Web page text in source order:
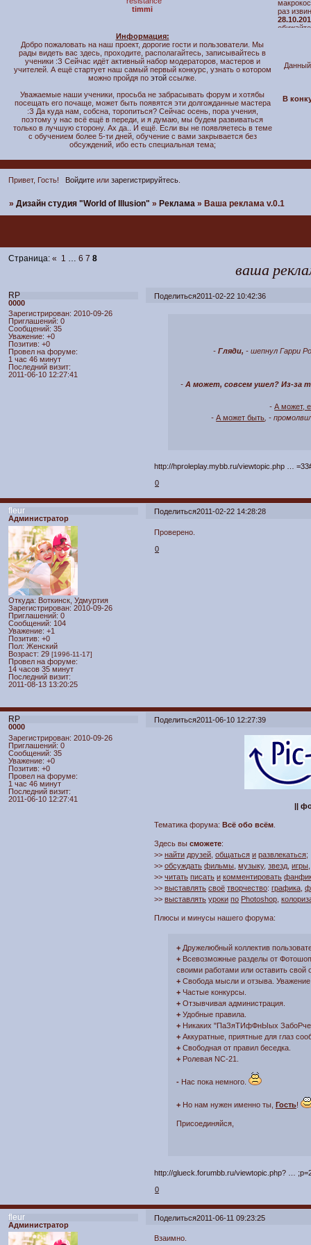
timmi
раз
Информация:
Добро пожаловать на наш проект, дорогие гости и пользователи. Мы
рады видеть вас здесь, проходите, располагайтесь, записывайтесь в
ученики :З Сейчас идёт активный набор модераторов, мастеров и
учителей. А ещё стартует наш самый первый конкурс, узнать о котором
можно пройдя по этой ссылке.
Уважаемые наши ученики, просьба не забрасывать форум и хотябы
посещать его почаще, может быть появятся эти долгожданные мастера
:З Да куда нам, собсна, торопиться? Сейчас осень, пора учения,
поэтому у нас всё ещё в переди, и я думаю, мы будем развиваться
только в лучшую сторону. Ах да.. И ещё. Если вы не появляетесь в теме
с обучением более 5-ти дней, обучение с вами закрывается без
обсуждений, ибо есть специальная тема;
В
Привет, Гость! Войдитеили зарегистрируйтесь.
»Дизайн студия "World of Illusion" »Реклама »Ваша реклама v.0.1
ваша
Страница:« 1 … 6 7 8
Поделиться2011-02-22 10:42:36
RP
0000
Зарегистрирован: 2010-09-26
Приглашений: 0
Сообщений: 35
Уважение: +0
Позитив: +0
Провел на форуме:
1 час 46 минут
Последний визит:
2011-06-10 12:27:41
-Гляди, - шепнул Гарри
-А может, совсем ушел? Из-за
-А может,
-А может быть , -
http://hproleplay.mybb.ru/viewtopic.php …
0
Поделиться2011-02-22 14:28:28
fleur
Администратор
Откуда: Воткинск, Удмуртия
Зарегистрирован: 2010-09-26
Приглашений: 0
Сообщений: 104
Уважение: +1
Позитив: +0
Пол: Женский
Возраст: 29 [1996-11-17]
Провел на форуме:
14 часов 35 минут
Последний визит:
2011-08-13 13:20:25
Проверено.
0
Поделиться2011-06-10 12:27:39
RP
0000
Зарегистрирован: 2010-09-26
Приглашений: 0
Сообщений: 35
Уважение: +0
Позитив: +0
Провел на форуме:
1 час 46 минут
Последний визит:
2011-06-10 12:27:41
||
Тематика форума:Всё обо всём
Здесь высможете:
>>найти друзей ,общаться и развлекаться;
>>обсуждать фильмы ,музыку,звезд ,игры
>>читать писать и комментировать
>>выставлять своё творчество:графика ,
>>выставлять уроки по Photoshop ,
Плюсы и минусы нашего форума:
+Дружелюбный коллектив
+Всевозможные разделы от
своими работами или оставить свой
+Свобода мысли и отзыва. Уважение
+Частые конкурсы.
+Отзывчивая администрация.
+Удобные правила.
+Никаких "ПаЗяТИфФнЫых
+Аккуратные, приятные для глаз
+Свободная от правил беседка.
+Ролевая NC-21.
-Нас пока немного.
+Но нам нужен именно ты, Гость!
Присоединяйся,
http://glueck.forumbb.ru/viewtopic.php? …
0
Поделиться2011-06-11 09:23:25
fleur
Администратор
Взаимно.